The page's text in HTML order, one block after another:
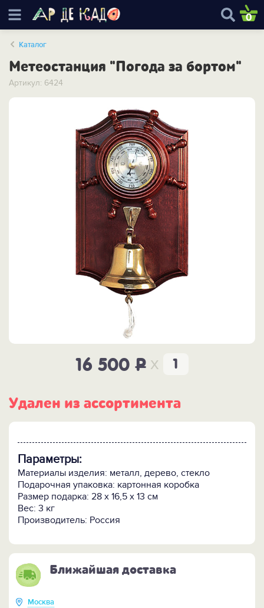
0
Каталог
Метеостанция "Погода за бортом"
Артикул: 6424
16 500P x
Удален из ассортимента
Параметры:
Материалы изделия: металл, дерево, стекло
Подарочная упаковка: картонная коробка
Размер подарка: 28 х 16,5 х 13 см
Вес: 3 кг
Производитель: Россия
Ближайшая доставка
Москва